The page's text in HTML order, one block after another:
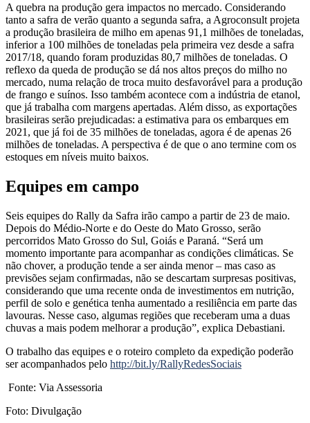
A quebra na produção gera impactos no mercado. Considerando
tanto a safra de verão quanto a segunda safra, a Agroconsult projeta
a produção brasileira de milho em apenas 91,1 milhões de toneladas,
inferior a 100 milhões de toneladas pela primeira vez desde a safra
2017/18, quando foram produzidas 80,7 milhões de toneladas. O
reflexo da queda de produção se dá nos altos preços do milho no
mercado, numa relação de troca muito desfavorável para a produção
de frango e suínos. Isso também acontece com a indústria de etanol,
que já trabalha com margens apertadas. Além disso, as exportações
brasileiras serão prejudicadas: a estimativa para os embarques em
2021, que já foi de 35 milhões de toneladas, agora é de apenas 26
milhões de toneladas. A perspectiva é de que o ano termine com os
estoques em níveis muito baixos.
Equipes em campo
Seis equipes do Rally da Safra irão campo a partir de 23 de maio.
Depois do Médio-Norte e do Oeste do Mato Grosso, serão
percorridos Mato Grosso do Sul, Goiás e Paraná. “Será um
momento importante para acompanhar as condições climáticas. Se
não chover, a produção tende a ser ainda menor – mas caso as
previsões sejam confirmadas, não se descartam surpresas positivas,
considerando que uma recente onda de investimentos em nutrição,
perfil de solo e genética tenha aumentado a resiliência em parte das
lavouras. Nesse caso, algumas regiões que receberam uma a duas
chuvas a mais podem melhorar a produção”, explica Debastiani.
O trabalho das equipes e o roteiro completo da expedição poderão
ser acompanhados pelo http://bit.ly/RallyRedesSociais
Fonte: Via Assessoria
Foto: Divulgação